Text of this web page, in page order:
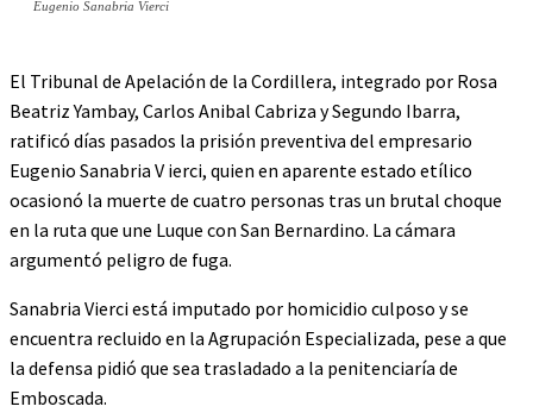
Eugenio Sanabria Vierci
El Tribunal de Apelación de la Cordillera, integrado por Rosa
Beatriz Yambay, Carlos Anibal Cabriza y Segundo Ibarra,
ratificó días pasados la prisión preventiva del empresario
Eugenio Sanabria V ierci, quien en aparente estado etílico
ocasionó la muerte de cuatro personas tras un brutal choque
en la ruta que une Luque con San Bernardino. La cámara
argumentó peligro de fuga.
Sanabria Vierci está imputado por homicidio culposo y se
encuentra recluido en la Agrupación Especializada, pese a que
la defensa pidió que sea trasladado a la penitenciaría de
Emboscada.